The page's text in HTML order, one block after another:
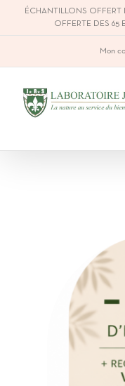
Passer
au
ÉCHANTILLONS
OFFERTE DES 65
Mon